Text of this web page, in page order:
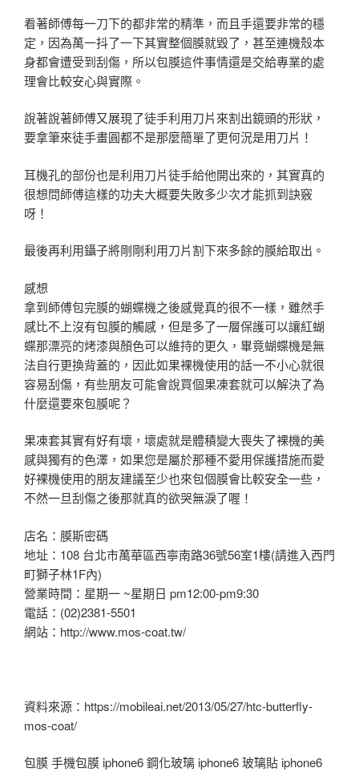
看著師傅每一刀下的都非常的精準，而且手還要非常的穩
定，因為萬一抖了一下其實整個膜就毀了，甚至連機殼本
身都會遭受到刮傷，所以包膜這件事情還是交給專業的處
理會比較安心與實際。
說著說著師傅又展現了徒手利用刀片來割出鏡頭的形狀，
要拿筆來徒手畫圓都不是那麼簡單了更何況是用刀片！
耳機孔的部份也是利用刀片徒手給他開出來的，其實真的
很想問師傅這樣的功夫大概要失敗多少次才能抓到訣竅
呀！
最後再利用鑷子將剛剛利用刀片割下來多餘的膜給取出。
感想
拿到師傅包完膜的蝴蝶機之後感覺真的很不一樣，雖然手
感比不上沒有包膜的觸感，但是多了一層保護可以讓紅蝴
蝶那漂亮的烤漆與顏色可以維持的更久，畢竟蝴蝶機是無
法自行更換背蓋的，因此如果裸機使用的話一不小心就很
容易刮傷，有些朋友可能會說買個果凍套就可以解決了為
什麼還要來包膜呢？
果凍套其實有好有壞，壞處就是體積變大喪失了裸機的美
感與獨有的色澤，如果您是屬於那種不愛用保護措施而愛
好裸機使用的朋友建議至少也來包個膜會比較安全一些，
不然一旦刮傷之後那就真的欲哭無淚了喔！
店名：膜斯密碼
地址：108 台北市萬華區西寧南路36號56室1樓(請進入西門
町獅子林1F內)
營業時間：星期一 ~星期日 pm12:00-pm9:30
電話：(02)2381-5501
網站：http://www.mos-coat.tw/
資料來源：https://mobileai.net/2013/05/27/htc-butterfly-
mos-coat/
包膜 手機包膜 iphone6 鋼化玻璃 iphone6 玻璃貼 iphone6